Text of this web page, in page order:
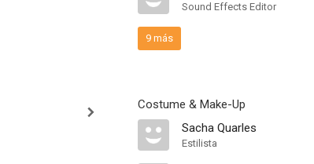
Sound Effects Editor
9 más
Costume & Make-Up
Sacha Quarles
Estilista